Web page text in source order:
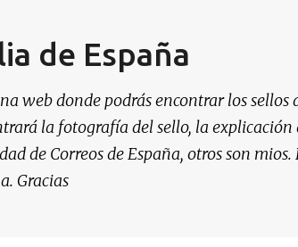
de España
web donde podrás encontrar los
la fotografía del sello, la
de Correos de España, otros son
Gracias